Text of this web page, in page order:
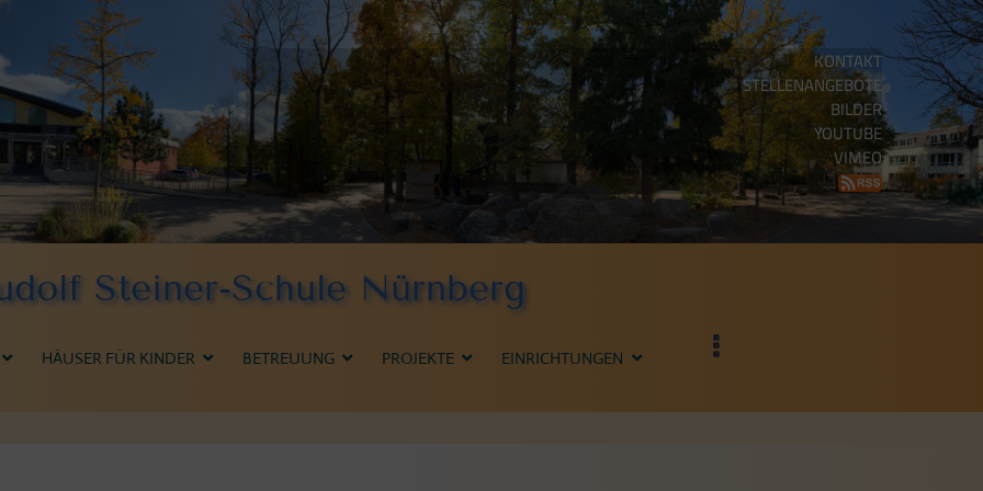
KONTAKT
STELLENANGEBOTE
BILDER
YOUTUBE
VIMEO
Steiner-Schule Nürnberg
HÄUSER FÜR KINDER BETREUUNG PROJEKTE EINRICHTUNGEN